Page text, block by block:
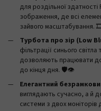
для роздільної
зображення, де всі
зайвого масштабування.
Турбота про зір (Low
фільтрації синього
дозволяють працювати
до кінця дня. 🛡️👁️
Елегантний
виглядають сучасно, а й
системи з двох